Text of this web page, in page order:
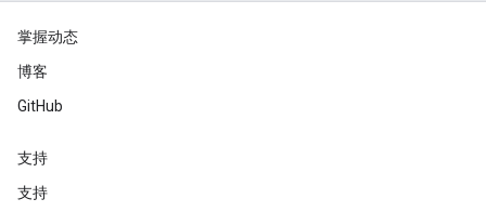
掌握动态
博客
GitHub
支持
支持